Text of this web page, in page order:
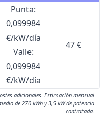
Punta:
0,099984
€/kW/día
Valle:
0,099984
€/kW/día
47 €
adicionales. Estimación mensual
de 270 kWh y 3,5 kW de potencia
contratada.